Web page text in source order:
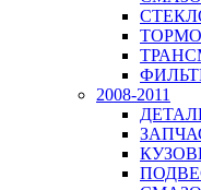
2008-2011